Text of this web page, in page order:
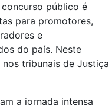
público é
para promotores,
e
do país. Neste
tribunais de Justiça
a jornada intensa